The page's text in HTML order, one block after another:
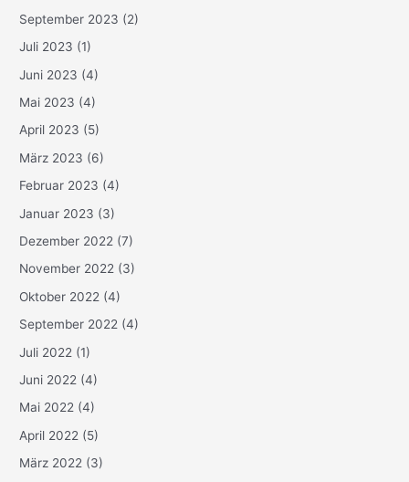
September 2023 (2)
Juli 2023 (1)
Juni 2023 (4)
Mai 2023 (4)
April 2023 (5)
März 2023 (6)
Februar 2023 (4)
Januar 2023 (3)
Dezember 2022 (7)
November 2022 (3)
Oktober 2022 (4)
September 2022 (4)
Juli 2022 (1)
Juni 2022 (4)
Mai 2022 (4)
April 2022 (5)
März 2022 (3)